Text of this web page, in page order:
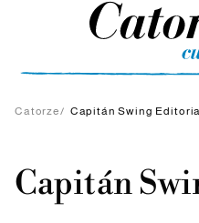
Catorze/ Capitán Swing
Capitán